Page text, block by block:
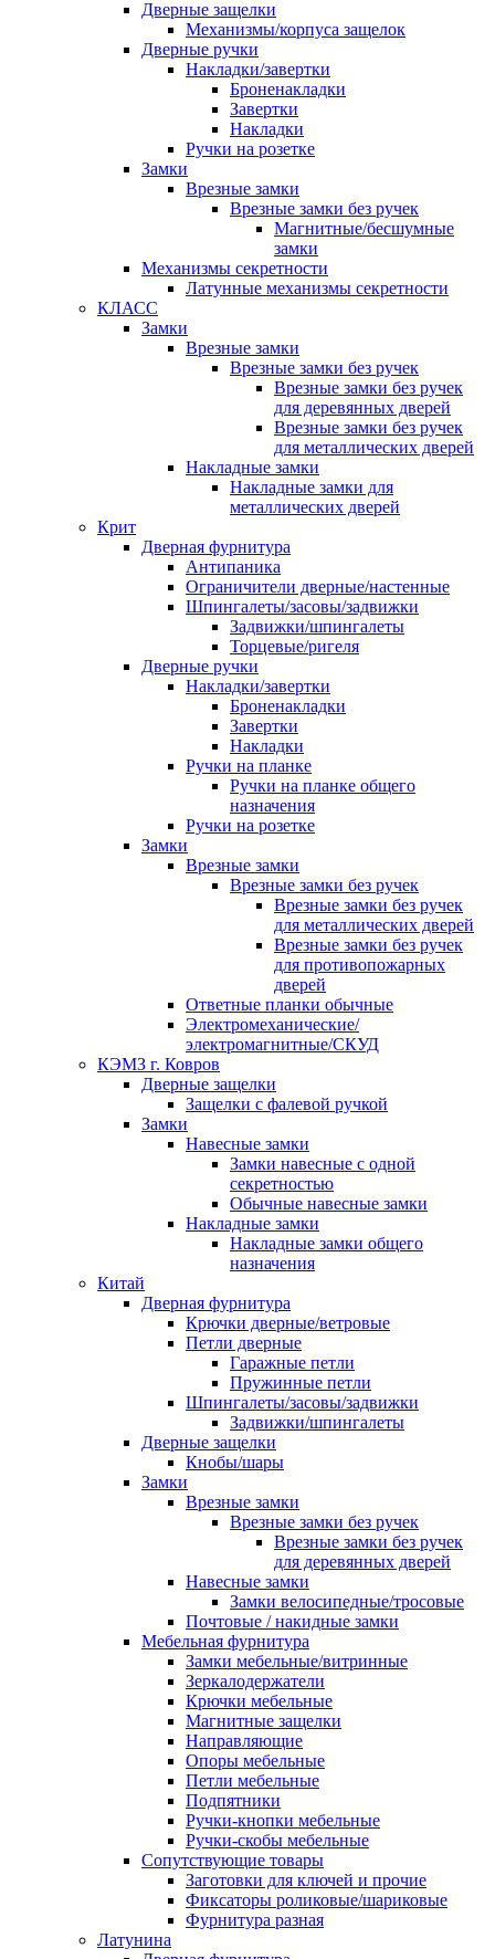
Дверные защелки
Механизмы/корпуса защелок
Дверные ручки
Накладки/завертки
Броненакладки
Завертки
Накладки
Ручки на розетке
Замки
Врезные замки
Врезные замки без ручек
Магнитные/бесшумные
замки
Механизмы секретности
Латунные механизмы секретности
КЛАСС
Замки
Врезные замки
Врезные замки без ручек
Врезные замки без ручек
для деревянных дверей
Врезные замки без ручек
для металлических дверей
Накладные замки
Накладные замки для
металлических дверей
Крит
Дверная фурнитура
Антипаника
Ограничители дверные/настенные
Шпингалеты/засовы/задвижки
Задвижки/шпингалеты
Торцевые/ригеля
Дверные ручки
Накладки/завертки
Броненакладки
Завертки
Накладки
Ручки на планке
Ручки на планке общего
назначения
Ручки на розетке
Замки
Врезные замки
Врезные замки без ручек
Врезные замки без ручек
для металлических дверей
Врезные замки без ручек
для противопожарных
дверей
Ответные планки обычные
Электромеханические/
электромагнитные/СКУД
КЭМЗ г. Ковров
Дверные защелки
Защелки с фалевой ручкой
Замки
Навесные замки
Замки навесные с одной
секретностью
Обычные навесные замки
Накладные замки
Накладные замки общего
назначения
Китай
Дверная фурнитура
Крючки дверные/ветровые
Петли дверные
Гаражные петли
Пружинные петли
Шпингалеты/засовы/задвижки
Задвижки/шпингалеты
Дверные защелки
Кнобы/шары
Замки
Врезные замки
Врезные замки без ручек
Врезные замки без ручек
для деревянных дверей
Навесные замки
Замки велосипедные/тросовые
Почтовые / накидные замки
Мебельная фурнитура
Замки мебельные/витринные
Зеркалодержатели
Крючки мебельные
Магнитные защелки
Направляющие
Опоры мебельные
Петли мебельные
Подпятники
Ручки-кнопки мебельные
Ручки-скобы мебельные
Сопутствующие товары
Заготовки для ключей и прочие
Фиксаторы роликовые/шариковые
Фурнитура разная
Латунина